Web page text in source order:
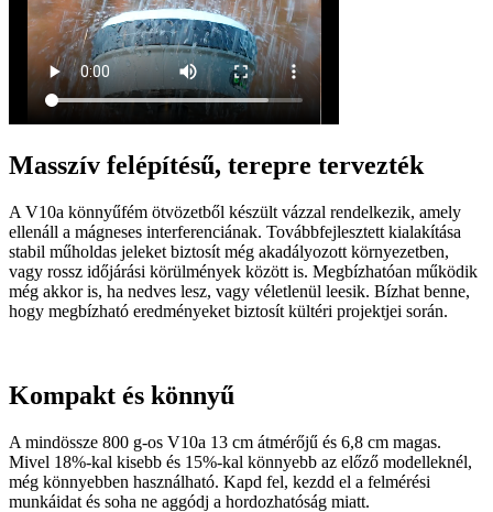
Masszív felépítésű, terepre tervezték
A V10a könnyűfém ötvözetből készült vázzal rendelkezik, amely
ellenáll a mágneses interferenciának. Továbbfejlesztett kialakítása
stabil műholdas jeleket biztosít még akadályozott környezetben,
vagy rossz időjárási körülmények között is. Megbízhatóan működik
még akkor is, ha nedves lesz, vagy véletlenül leesik. Bízhat benne,
hogy megbízható eredményeket biztosít kültéri projektjei során.
Kompakt és könnyű
A mindössze 800 g-os V10a 13 cm átmérőjű és 6,8 cm magas.
Mivel 18%-kal kisebb és 15%-kal könnyebb az előző modelleknél,
még könnyebben használható. Kapd fel, kezdd el a felmérési
munkáidat és soha ne aggódj a hordozhatóság miatt.